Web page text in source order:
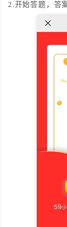
2.开始答题，答